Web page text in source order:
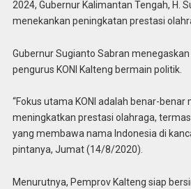
2024, Gubernur Kalimantan Tengah, H.
menekankan peningkatan prestasi
Gubernur Sugianto Sabran
pengurus KONI Kalteng bermain politik.
“Fokus utama KONI adalah benar-benar
meningkatkan prestasi olahraga,
yang membawa nama Indonesia di
pintanya, Jumat (14/8/2020).
Menurutnya, Pemprov Kalteng siap